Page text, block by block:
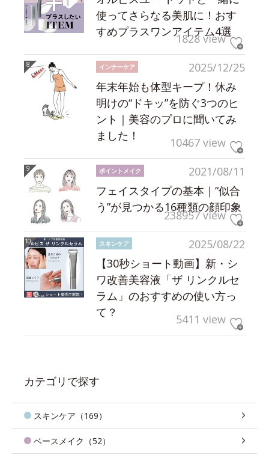
使ってさらなる美肌に！おす
すめプラスワンアイテム4選
1828 view
2025/12/25
インナーケア
年末年始も体型キープ！休み
明けの“ドキッ”を防ぐ3つのヒ
ント｜美容のプロに聞いてみ
ました！
10467 view
2021/08/11
ポイントメイク
フェイスタイプの基本｜“似合
う”が見つかる16種類の顔印象
238957 view
2025/08/22
スキンケア
【30秒ショート動画】新・シ
ワ改善美容液「ザ リンクルセ
ラム」のおすすめの使い方っ
て？
5411 view
カテゴリで探す
スキンケア（169）
ベースメイク（52）